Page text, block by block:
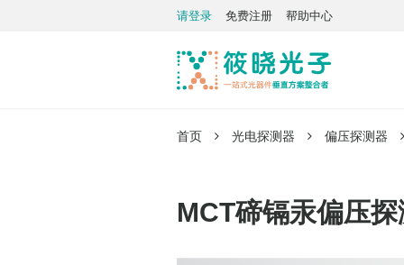
请登录 免费注册 帮助中心
首页 光电探测器 偏压探测器
MCT碲镉汞偏压